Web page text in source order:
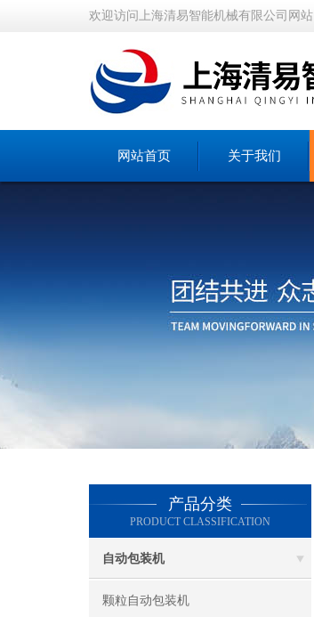
欢迎访问上海清易智能机械有限公司网站
网站首页 关于我们
产品分类
PRODUCT CLASSIFICATION
自动包装机
颗粒自动包装机